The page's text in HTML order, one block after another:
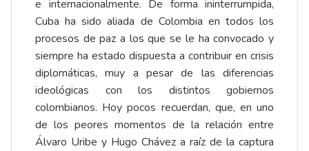
e internacionalmente. De forma ininterrumpida,
Cuba ha sido aliada de Colombia en todos los
procesos de paz a los que se le ha convocado y
siempre ha estado dispuesta a contribuir en crisis
diplomáticas, muy a pesar de las diferencias
ideológicas con los distintos gobiernos
colombianos. Hoy pocos recuerdan, que, en uno
de los peores momentos de la relación entre
Álvaro Uribe y Hugo Chávez a raíz de la captura